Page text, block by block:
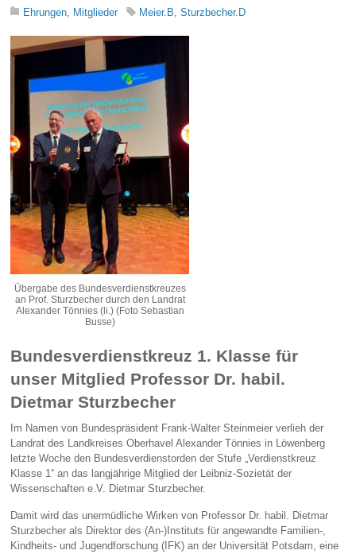
Ehrungen, Mitglieder Meier.B,Sturzbecher.D
Übergabe des Bundesverdienstkreuzes
an Prof. Sturzbecher durch den Landrat
Alexander Tönnies (li.) (Foto Sebastian
Busse)
Bundesverdienstkreuz 1. Klasse für
unser Mitglied Professor Dr. habil.
Dietmar Sturzbecher
Im Namen von Bundespräsident Frank-Walter Steinmeier verlieh der
Landrat des Landkreises Oberhavel Alexander Tönnies in Löwenberg
letzte Woche den Bundesverdienstorden der Stufe „Verdienstkreuz
Klasse 1“ an das langjährige Mitglied der Leibniz-Sozietät der
Wissenschaften e.V. Dietmar Sturzbecher.
Damit wird das unermüdliche Wirken von Professor Dr. habil. Dietmar
Sturzbecher als Direktor des (An-)Instituts für angewandte Familien-,
Kindheits- und Jugendforschung (IFK) an der Universität Potsdam, eine